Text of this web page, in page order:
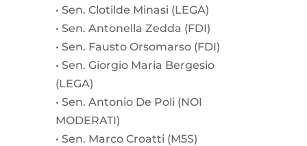
•⁠ ⁠Sen. Clotilde Minasi (LEGA)
•⁠ ⁠Sen. Antonella Zedda (FDI)
•⁠ ⁠Sen. Fausto Orsomarso (FDI)
•⁠ ⁠Sen. Giorgio Maria Bergesio
(LEGA)
•⁠ ⁠Sen. Antonio De Poli (NOI
MODERATI)
•⁠ ⁠Sen. Marco Croatti (M5S)